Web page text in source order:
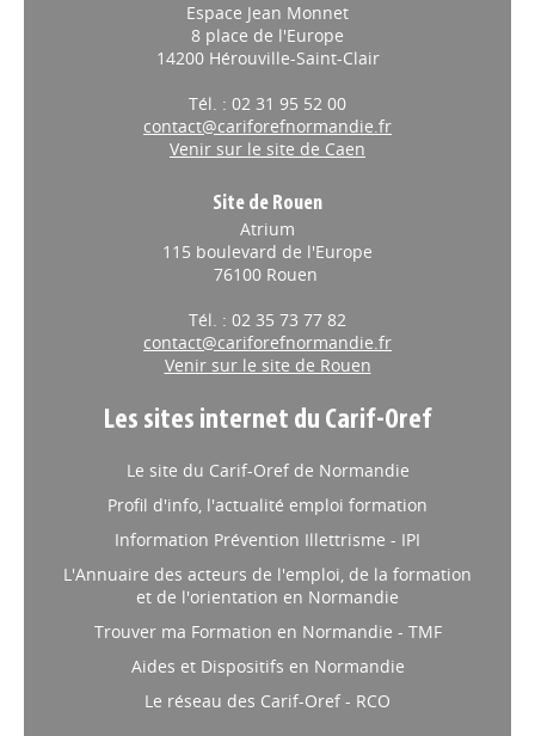
Espace Jean Monnet
8 place de l'Europe
14200 Hérouville-Saint-Clair
Tél. : 02 31 95 52 00
contact@cariforefnormandie.fr
Venir sur le site de Caen
Site de Rouen
Atrium
115 boulevard de l'Europe
76100 Rouen
Tél. : 02 35 73 77 82
contact@cariforefnormandie.fr
Venir sur le site de Rouen
Les sites internet du Carif-Oref
Le site du Carif-Oref de Normandie
Profil d'info, l'actualité emploi formation
Information Prévention Illettrisme - IPI
L'Annuaire des acteurs de l'emploi, de la formation
et de l'orientation en Normandie
Trouver ma Formation en Normandie - TMF
Aides et Dispositifs en Normandie
Le réseau des Carif-Oref - RCO